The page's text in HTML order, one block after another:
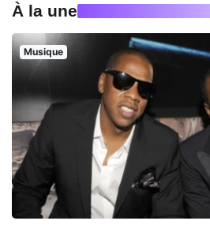
À la une
Musique